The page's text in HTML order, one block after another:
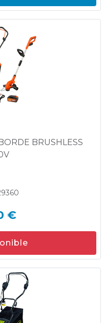
BRUSHLESS
€